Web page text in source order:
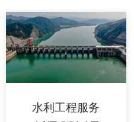
水利工程服务